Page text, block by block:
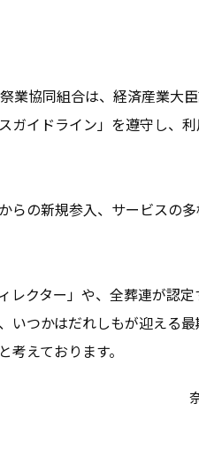
業協同組合は、経済産業大
ガイドライン」を遵守し、
らの新規参入、サービスの
クター」や、全葬連が認
いつかはだれしもが迎える
えております。